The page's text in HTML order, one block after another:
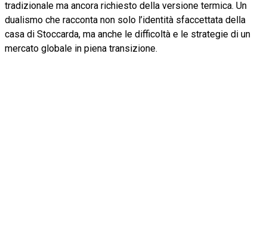
tradizionale ma ancora richiesto della versione termica. Un
dualismo che racconta non solo l’identità sfaccettata della
casa di Stoccarda, ma anche le difficoltà e le strategie di un
mercato globale in piena transizione.